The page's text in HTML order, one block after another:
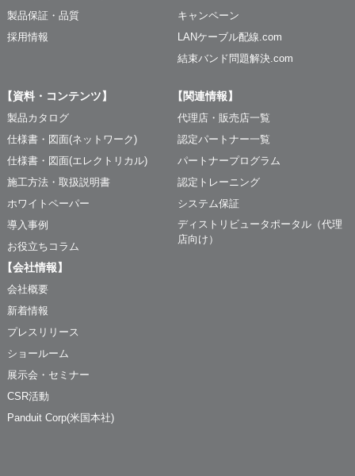
製品保証・品質
採用情報
キャンペーン
LANケーブル配線.com
結束バンド問題解決.com
【資料・コンテンツ】
製品カタログ
仕様書・図面(ネットワーク)
仕様書・図面(エレクトリカル)
施工方法・取扱説明書
ホワイトペーパー
導入事例
お役立ちコラム
【関連情報】
代理店・販売店一覧
認定パートナー一覧
パートナープログラム
認定トレーニング
システム保証
ディストリビュータポータル（代理
店向け）
【会社情報】
会社概要
新着情報
プレスリリース
ショールーム
展示会・セミナー
CSR活動
Panduit Corp(米国本社)